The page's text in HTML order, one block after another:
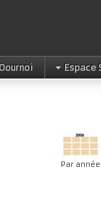
Espace
Par année